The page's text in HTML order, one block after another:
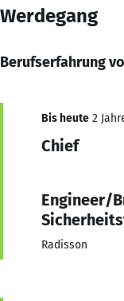
Werdegang
Berufserfahrung
Bis heute 2
Chief
Engineer/
Radisson